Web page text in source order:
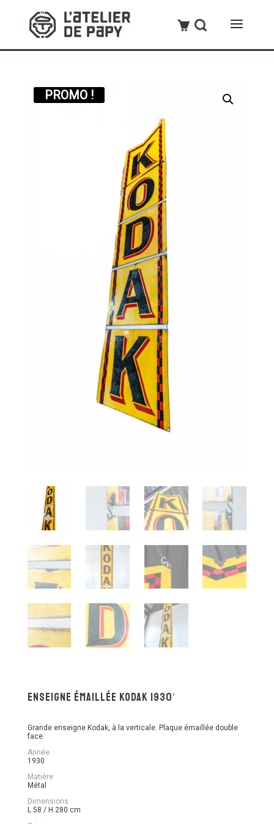
PROMO !
Enseigne émaillée Kodak 1930′
Grande enseigne Kodak, à la verticale. Plaque émaillée double
face.
Année
1930
Matière
Métal
Dimensions
L 58 / H 280 cm